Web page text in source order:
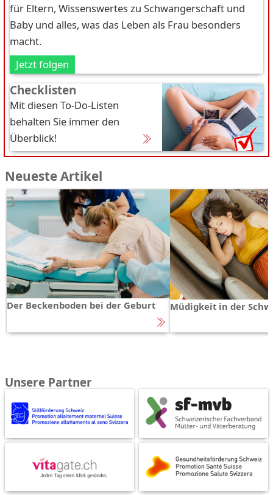
für Eltern, Wissenswertes zu Schwangerschaft und
Baby und alles, was das Leben als Frau besonders
macht.
Jetzt folgen
Checklisten
Mit diesen To-Do-Listen
behalten Sie immer den
Überblick!
Neueste Artikel
Der Beckenboden bei der Geburt Müdigkeit in der
Unsere Partner